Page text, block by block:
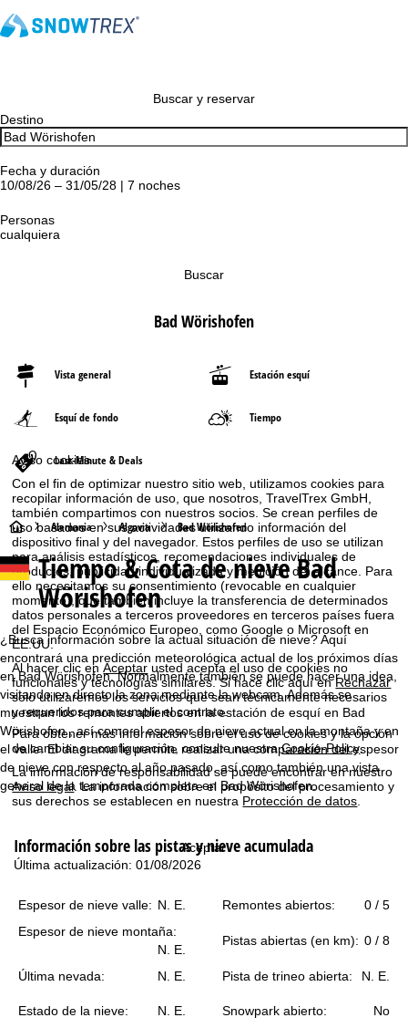
Aviso cookies
Con el fin de optimizar nuestro sitio web, utilizamos cookies para
recopilar información de uso, que nosotros, TravelTrex GmbH,
también compartimos con nuestros socios. Se crean perfiles de
uso basados en sus actividades utilizando información del
dispositivo final y del navegador. Estos perfiles de uso se utilizan
para análisis estadísticos, recomendaciones individuales de
productos, publicidad individualizada y medición del alcance. Para
ello necesitamos su consentimiento (revocable en cualquier
momento), que también incluye la transferencia de determinados
datos personales a terceros proveedores en terceros países fuera
del Espacio Económico Europeo, como Google o Microsoft en
EE.UU.
Al hacer clic enAceptarusted acepta el uso de cookies no
funcionales y tecnologías similares. Si hace clic aquí enRechazar
solo utilizaremos los servicios que sean técnicamente necesarios
y requeridos para cumplir el contrato.
Para obtener más información sobre el uso de cookies y la opción
de cambiar su configuración, consulte nuestraCookie-Policy.
La información de responsabilidad se puede encontrar en nuestro
Aviso legal. La información sobre el propósito del procesamiento y
sus derechos se establecen en nuestra Protección de datos
Aceptar
Buscar y reservar
Destino
Fecha y duración
10/08/26 – 31/05/28 | 7 noches
Personas
cualquiera
Buscar
Bad Wörishofen
Vista general Estación esquí
Esquí de fondo Tiempo
Last-Minute & Deals
P
á
g
i
n
a
p
r
n
c
i
p
a
Alemania Algovia Bad Wörishofen
Tiempo & Cota de nieve Bad
Wörishofen
¿Busca información sobre la actual situación de nieve? Aquí
encontrará una predicción meteorológica actual de los próximos días
en Bad Wörishofen. Normalmente también se puede hacer una idea,
visitando en directo la zona mediante la webcam. Además se
muestran los remontes abiertos en la estación de esquí en Bad
Wörishofen , así como el espesor de nieve actual en la montaña y en
el valle. El diagrama le permite realizar una comparación del espesor
de nieve con respecto al año pasado, así como también una vista
general de la temporada completa en Bad Wörishofen.
Información sobre las pistas y nieve acumulada
Última actualización: 01/08/2026
Espesor de nieve valle: N. E. Remontes abiertos:
0 / 5
Espesor de nieve montaña:
N. E.
Pistas abiertas (en km): 0 / 8
Última nevada: N. E. Pista de trineo abierta: N. E.
Estado de la nieve: N. E. Snowpark abierto: No